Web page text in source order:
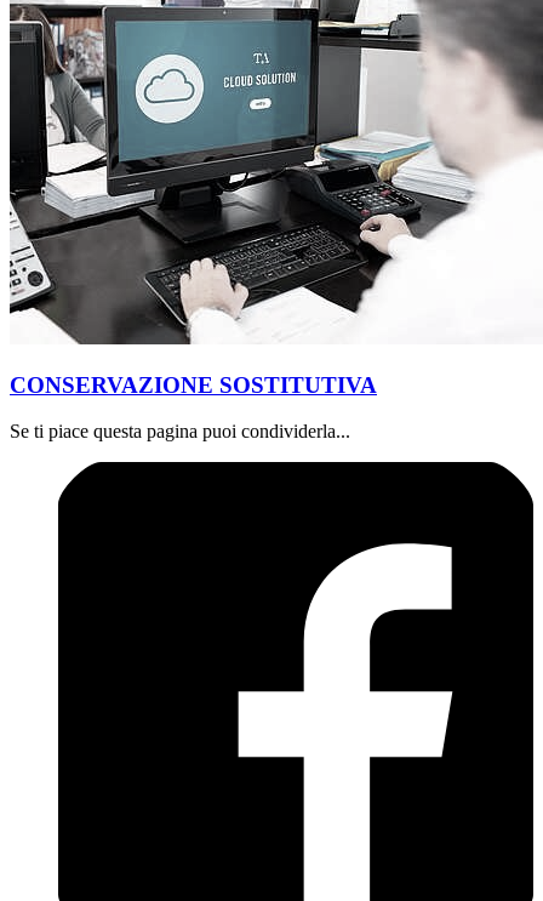
CONSERVAZIONE SOSTITUTIVA
Se ti piace questa pagina puoi condividerla...